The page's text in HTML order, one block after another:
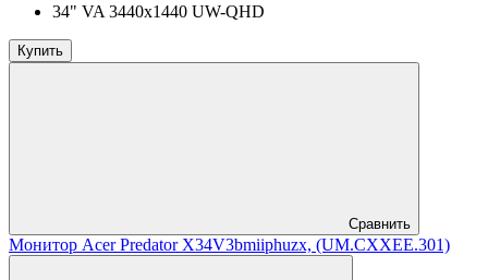
34" VA 3440x1440 UW-QHD
Купить
Сравнить
Монитор Acer Predator X34V3bmiiphuzx, (UM.CXXEE.301)